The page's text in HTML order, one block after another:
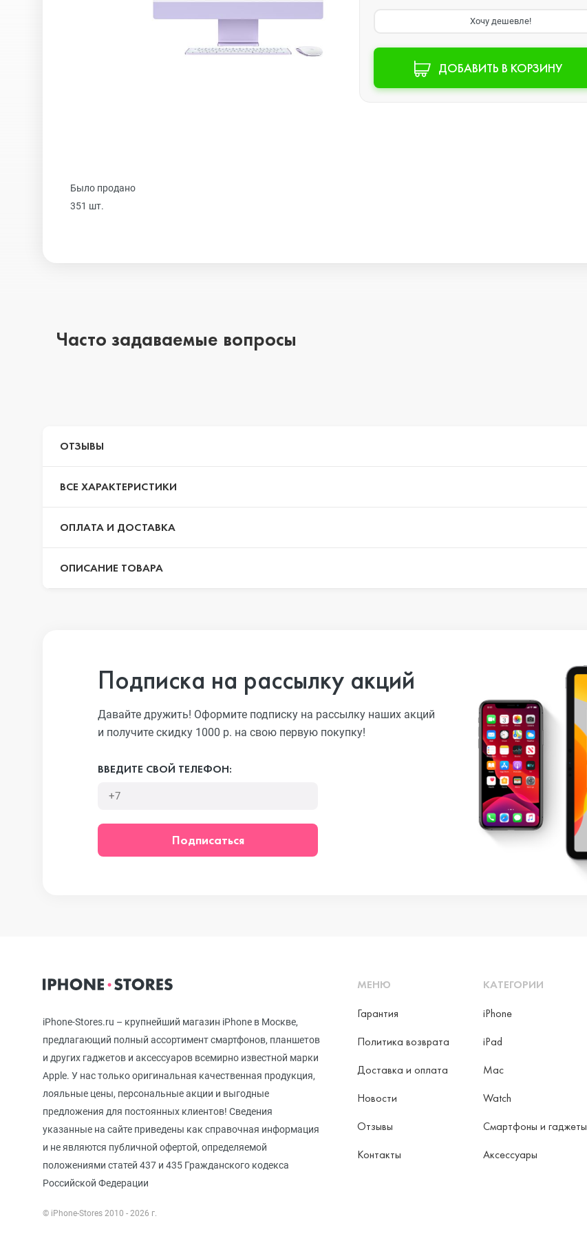
iPhone 15 Pro
iPhone 13 Pro Max
iPhone 13
iPhone 13 mini
iPhone 12 Pro Max
iPhone 11 Pro Max
iPhone 11 Pro
iPhone 11
iPhone XS Max
Watch SE 2
Watch SE
Хочу дешевле!
ДОБАВИТЬ В КОРЗИНУ
Было продано
351 шт.
Часто задаваемые вопросы
ОТЗЫВЫ
ВСЕ ХАРАКТЕРИСТИКИ
ОПЛАТА И ДОСТАВКА
ОПИСАНИЕ ТОВАРА
Подписка на рассылку акций
Давайте дружить! Оформите подписку на рассылку наших акций
и получите скидку 1000 р. на свою первую покупку!
ВВЕДИТЕ СВОЙ ТЕЛЕФОН:
Подписаться
iPhone-Stores.ru – крупнейший магазин iPhone в Москве,
предлагающий полный ассортимент смартфонов, планшетов
и других гаджетов и аксессуаров всемирно известной марки
Apple. У нас только оригинальная качественная продукция,
лояльные цены, персональные акции и выгодные
предложения для постоянных клиентов! Сведения
указанные на сайте приведены как справочная информация
и не являются публичной офертой, определяемой
положениями статей 437 и 435 Гражданского кодекса
Российской Федерации
© iPhone-Stores 2010 - 2026 г.
МЕНЮ
Гарантия
Политика возврата
Доставка и оплата
Новости
Отзывы
Контакты
КАТЕГОРИИ
iPhone
iPad
Mac
Watch
Смартфоны и гаджеты
Аксессуары